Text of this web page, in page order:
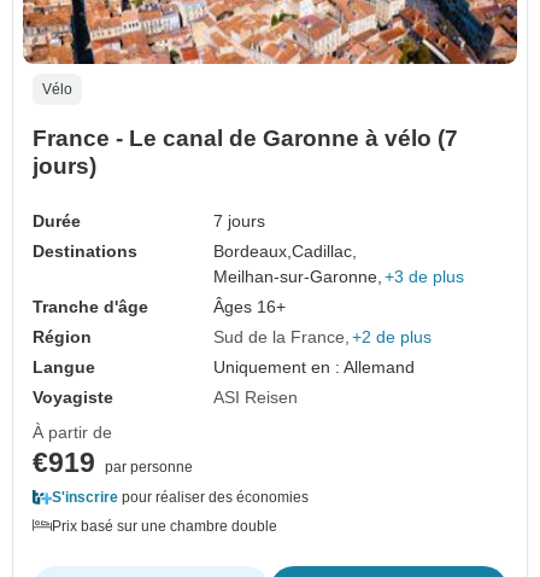
Vélo
France - Le canal de Garonne à vélo (7
jours)
Durée
7 jours
Destinations
Bordeaux,Cadillac,
Meilhan-sur-Garonne, +3 de plus
Tranche d'âge
Âges 16+
Région
Sud de la France +2 de plus
Langue
Uniquement en : Allemand
Voyagiste
ASI Reisen
À partir de
€919
par personne
S'inscrire pour réaliser des économies
Prix basé sur une chambre double